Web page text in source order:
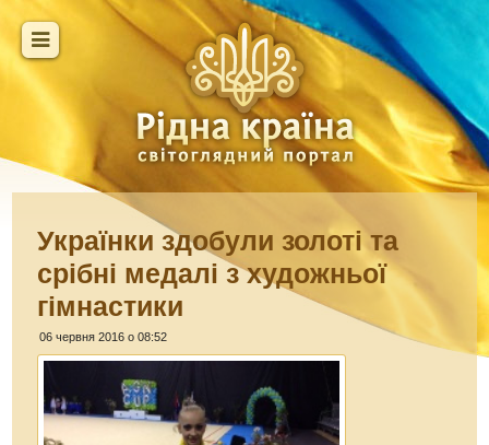
Українки здобули золоті та
срібні медалі з художньої
гімнастики
06 червня 2016 о 08:52